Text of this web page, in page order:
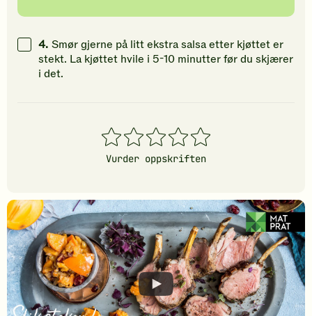
4. Smør gjerne på litt ekstra salsa etter kjøttet er
stekt. La kjøttet hvile i 5-10 minutter før du skjærer
i det.
1
stjerner
2
stjerner
3
stjerner
4
stjerner
5
stjerner
Vurder oppskriften